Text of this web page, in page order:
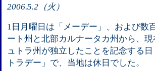
2006.5.2（火）
1日月曜日は「メーデー」、および数
ート州と北部カルナータカ州から、
ュトラ州が独立したことを記念する
トラデー」で、当地は休日でした。